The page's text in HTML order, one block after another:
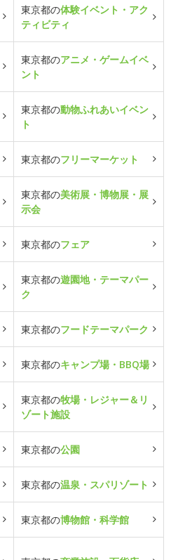
東京都の体験イベント・アク
ティビティ
東京都のアニメ・ゲームイベ
ント
東京都の動物ふれあいイベン
ト
東京都のフリーマーケット
東京都の美術展・博物展・展
示会
東京都のフェア
東京都の遊園地・テーマパー
ク
東京都のフードテーマパーク
東京都のキャンプ場・BBQ場
東京都の牧場・レジャー＆リ
ゾート施設
東京都の公園
東京都の温泉・スパリゾート
東京都の博物館・科学館